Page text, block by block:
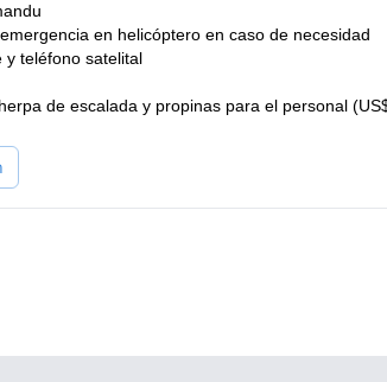
en helicóptero en caso de necesidad
y teléfono satelital
de escalada y propinas para el personal